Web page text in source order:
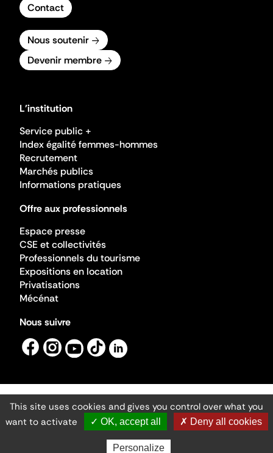
Contact
Nous soutenir
Devenir membre
L'institution
Service public +
Index égalité femmes-hommes
Recrutement
Marchés publics
Informations pratiques
Offre aux professionnels
Espace presse
CSE et collectivités
Professionnels du tourisme
Expositions en location
Privatisations
Mécénat
Nous suivre
Mentions légales
Gestion des cookies
Accessibilité numérique
Ministère de la Culture ©2026
- Cité de l'architecture et du patrimoine
This site uses cookies and gives you control over what you
want to activate
✓ OK, accept all ✗ Deny all cookies
Personalize